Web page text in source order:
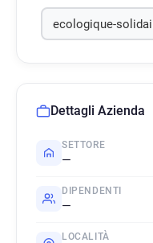
Dettagli Azienda
SETTORE
—
DIPENDENTI
—
LOCALITÀ